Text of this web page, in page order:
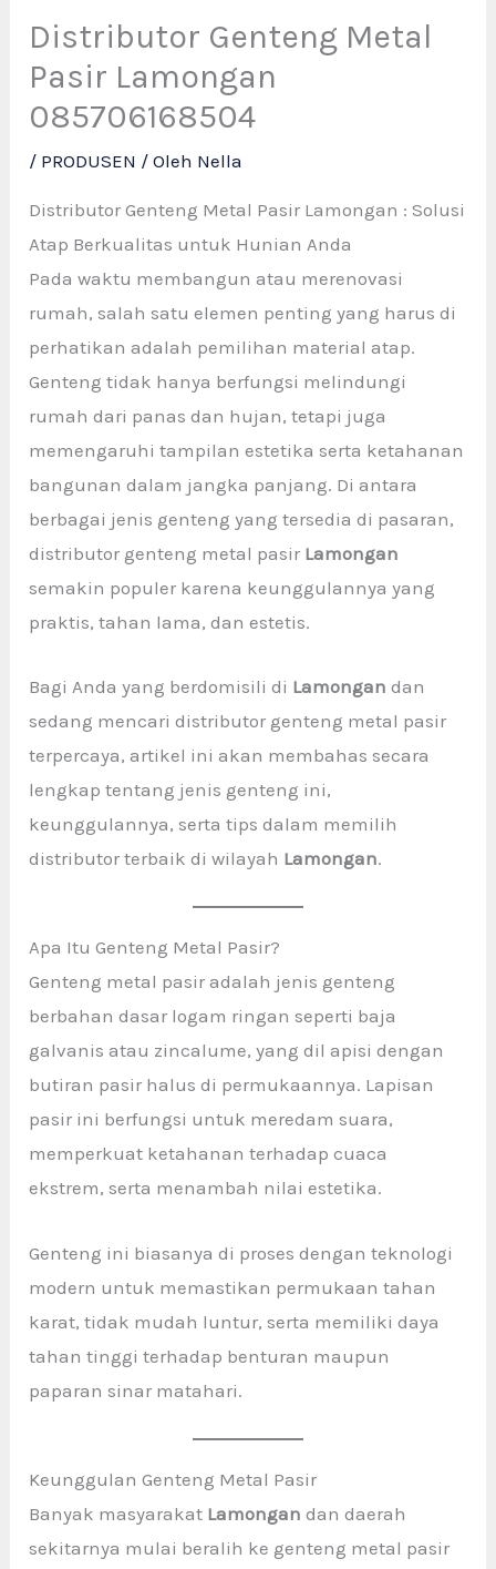
Distributor Genteng Metal
Pasir Lamongan
085706168504
/ PRODUSEN / Oleh Nella
Distributor Genteng Metal Pasir Lamongan : Solusi
Atap Berkualitas untuk Hunian Anda
Pada waktu membangun atau merenovasi
rumah, salah satu elemen penting yang harus di
perhatikan adalah pemilihan material atap.
Genteng tidak hanya berfungsi melindungi
rumah dari panas dan hujan, tetapi juga
memengaruhi tampilan estetika serta ketahanan
bangunan dalam jangka panjang. Di antara
berbagai jenis genteng yang tersedia di pasaran,
distributor genteng metal pasir Lamongan
semakin populer karena keunggulannya yang
praktis, tahan lama, dan estetis.
Bagi Anda yang berdomisili di Lamongan dan
sedang mencari distributor genteng metal pasir
terpercaya, artikel ini akan membahas secara
lengkap tentang jenis genteng ini,
keunggulannya, serta tips dalam memilih
distributor terbaik di wilayah Lamongan.
Apa Itu Genteng Metal Pasir?
Genteng metal pasir adalah jenis genteng
berbahan dasar logam ringan seperti baja
galvanis atau zincalume, yang dil apisi dengan
butiran pasir halus di permukaannya. Lapisan
pasir ini berfungsi untuk meredam suara,
memperkuat ketahanan terhadap cuaca
ekstrem, serta menambah nilai estetika.
Genteng ini biasanya di proses dengan teknologi
modern untuk memastikan permukaan tahan
karat, tidak mudah luntur, serta memiliki daya
tahan tinggi terhadap benturan maupun
paparan sinar matahari.
Keunggulan Genteng Metal Pasir
Banyak masyarakat Lamongan dan daerah
sekitarnya mulai beralih ke genteng metal pasir